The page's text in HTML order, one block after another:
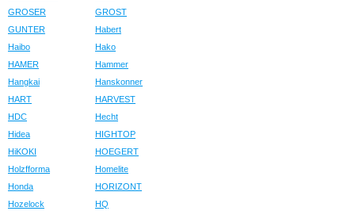
GROSER
GROST
GUNTER
Habert
Haibo
Hako
HAMER
Hammer
Hangkai
Hanskonner
HART
HARVEST
HDC
Hecht
Hidea
HIGHTOP
HiKOKI
HOEGERT
Holzfforma
Homelite
Honda
HORIZONT
Hozelock
HQ